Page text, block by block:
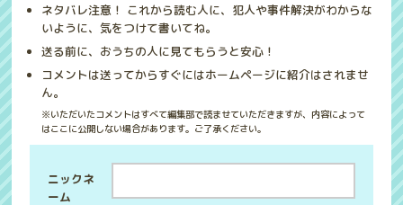
ネタバレ注意！ これから読む人に、犯人や事件解決がわからな
いように、気をつけて書いてね。
送る前に、おうちの人に見てもらうと安心！
コメントは送ってからすぐにはホームページに紹介はされませ
ん。
※いただいたコメントはすべて編集部で読ませていただきますが、内容によって
はここに公開しない場合があります。ご了承ください。
ニックネ
ーム